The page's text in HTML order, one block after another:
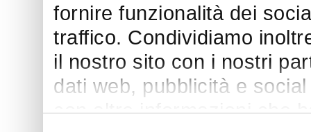
fornire funzionalità dei
traffico. Condividiamo
il nostro sito con i nostri
dati web, pubblicità e